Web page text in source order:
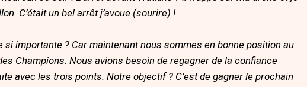
C’était un bel arrêt j’avoue (sourire) !
si importante ? Car maintenant nous sommes en bonne position au
Champions. Nous avions besoin de regagner de la confiance
avec les trois points. Notre objectif ? C’est de gagner le prochain